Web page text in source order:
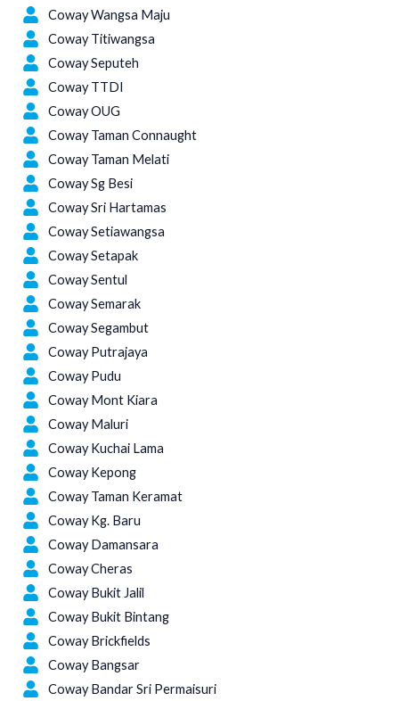
Kuala Lumpur
Coway Wangsa Maju
Coway Titiwangsa
Coway Seputeh
Coway TTDI
Coway OUG
Coway Taman Connaught
Coway Taman Melati
Coway Sg Besi
Coway Sri Hartamas
Coway Setiawangsa
Coway Setapak
Coway Sentul
Coway Semarak
Coway Segambut
Coway Putrajaya
Coway Pudu
Coway Mont Kiara
Coway Maluri
Coway Kuchai Lama
Coway Kepong
Coway Taman Keramat
Coway Kg. Baru
Coway Damansara
Coway Cheras
Coway Bukit Jalil
Coway Bukit Bintang
Coway Brickfields
Coway Bangsar
Coway Bandar Sri Permaisuri